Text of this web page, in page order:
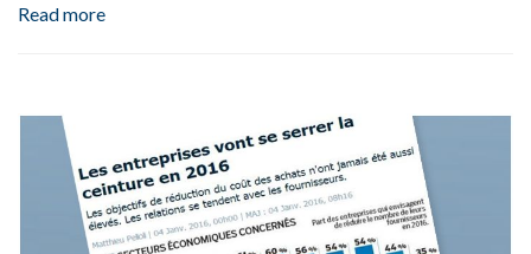
Read more